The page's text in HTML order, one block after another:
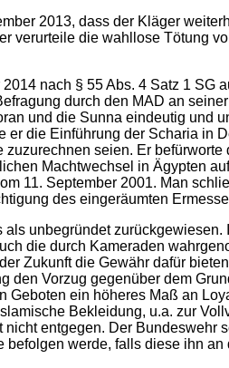
2013, dass der Kläger
verurteile die wahllose Tötung
nach § 55 Abs. 4 Satz 1
durch den MAD an
und die Sunna eindeutig und
die Einführung der Scharia in
seien. Er
Machtwechsel in Ägypten
11. September 2001. Man
des eingeräumten
unbegründet
die durch Kameraden
Zukunft die Gewähr dafür
Vorzug gegenüber dem
ein höheres Maß an
Bekleidung, u.a. zur
entgegen. Der Bundeswehr
werde, falls diese ihn